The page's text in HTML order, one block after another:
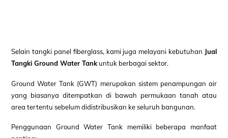
Selain tangki panel fiberglass, kami juga melayani kebutuhan Jual
Tangki Ground Water Tank untuk berbagai sektor.
Ground Water Tank (GWT) merupakan sistem penampungan air
yang biasanya ditempatkan di bawah permukaan tanah atau
area tertentu sebelum didistribusikan ke seluruh bangunan.
Penggunaan Ground Water Tank memiliki beberapa manfaat